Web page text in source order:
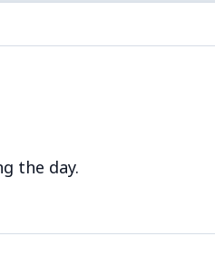
the day.